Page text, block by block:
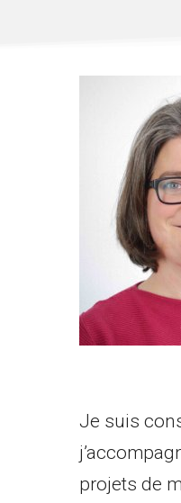
Je suis
projets de